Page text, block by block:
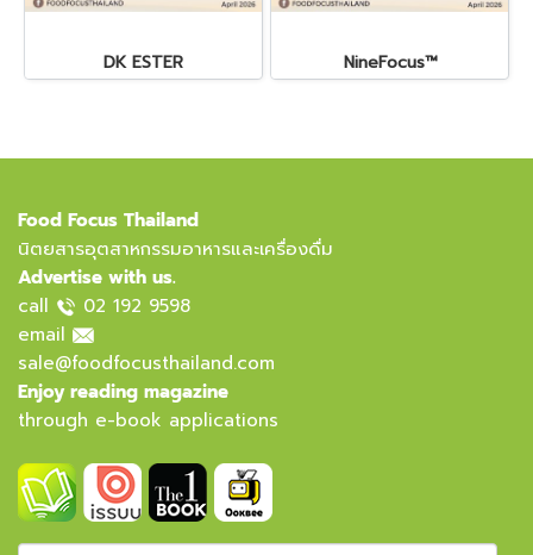
DK ESTER NineFocus™
Food Focus Thailand
นิตยสารอุตสาหกรรมอาหารและเครื่องดื่ม
Advertise with us.
call
02 192 9598
email
sale@foodfocusthailand.com
Enjoy reading magazine
through e-book applications